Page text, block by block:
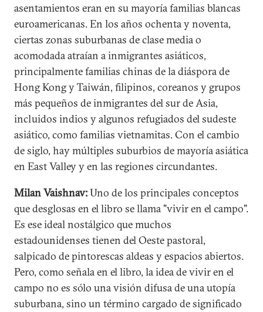
asentamientos eran en su mayoría familias blancas
euroamericanas. En los años ochenta y noventa,
ciertas zonas suburbanas de clase media o
acomodada atraían a inmigrantes asiáticos,
principalmente familias chinas de la diáspora de
Hong Kong y Taiwán, filipinos, coreanos y grupos
más pequeños de inmigrantes del sur de Asia,
incluidos indios y algunos refugiados del sudeste
asiático, como familias vietnamitas. Con el cambio
de siglo, hay múltiples suburbios de mayoría asiática
en East Valley y en las regiones circundantes.
Milan Vaishnav:Uno de los principales conceptos
que desglosas en el libro se llama "vivir en el campo".
Es ese ideal nostálgico que muchos
estadounidenses tienen del Oeste pastoral,
salpicado de pintorescas aldeas y espacios abiertos.
Pero, como señala en el libro, la idea de vivir en el
campo no es sólo una visión difusa de una utopía
suburbana, sino un término cargado de significado